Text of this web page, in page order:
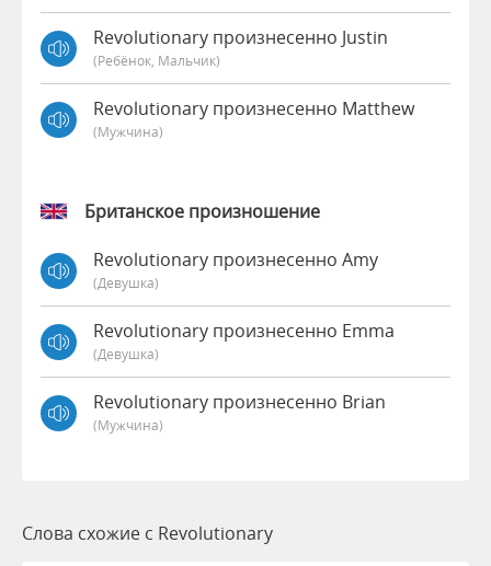
Revolutionary произнесенно Justin
(Ребёнок, Мальчик)
Revolutionary произнесенно Matthew
(мужчина)
Британское произношение
Revolutionary произнесенно Amy
(девушка)
Revolutionary произнесенно Emma
(девушка)
Revolutionary произнесенно Brian
(мужчина)
Слова схожие с Revolutionary